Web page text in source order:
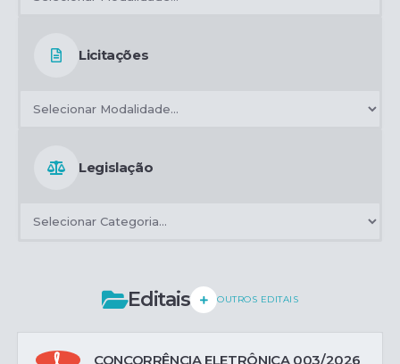
Licitações
Legislação
Editais OUTROS EDITAIS
CONCORRÊNCIA ELETRÔNICA 003/2026